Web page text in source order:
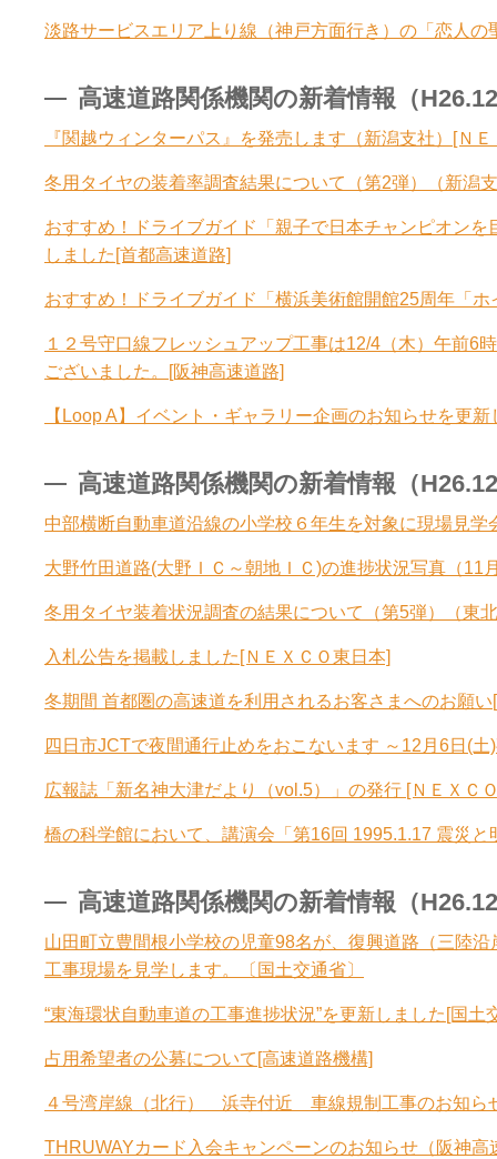
淡路サービスエリア上り線（神戸方面行き）の「恋人
高速道路関係機関の新着情報（
『関越ウィンターパス』を発売します（新潟支社）[Ｎ
冬用タイヤの装着率調査結果について（第2弾）（新潟
おすすめ！ドライブガイド「親子で日本チャンピオン
しました[首都高速道路]
おすすめ！ドライブガイド「横浜美術館開館25周年「
１２号守口線フレッシュアップ工事は12/4（木）午前6
ございました。[阪神高速道路]
【Loop A】イベント・ギャラリー企画のお知らせを更
高速道路関係機関の新着情報（
中部横断自動車道沿線の小学校６年生を対象に現場見
大野竹田道路(大野ＩＣ～朝地ＩＣ)の進捗状況写真（11
冬用タイヤ装着状況調査の結果について（第5弾）（東
入札公告を掲載しました[ＮＥＸＣＯ東日本]
冬期間 首都圏の高速道を利用されるお客さまへのお願
四日市JCTで夜間通行止めをおこないます ～12月6日(
広報誌「新名神大津だより（vol.5）」の発行 [ＮＥＸＣ
橋の科学館において、講演会「第16回 1995.1.17 震災
高速道路関係機関の新着情報（
山田町立豊間根小学校の児童98名が、復興道路（三陸
工事現場を見学します。〔国土交通省〕
“東海環状自動車道の工事進捗状況”を更新しました[国土
占用希望者の公募について[高速道路機構]
４号湾岸線（北行） 浜寺付近 車線規制工事のお知ら
THRUWAYカード入会キャンペーンのお知らせ（阪神